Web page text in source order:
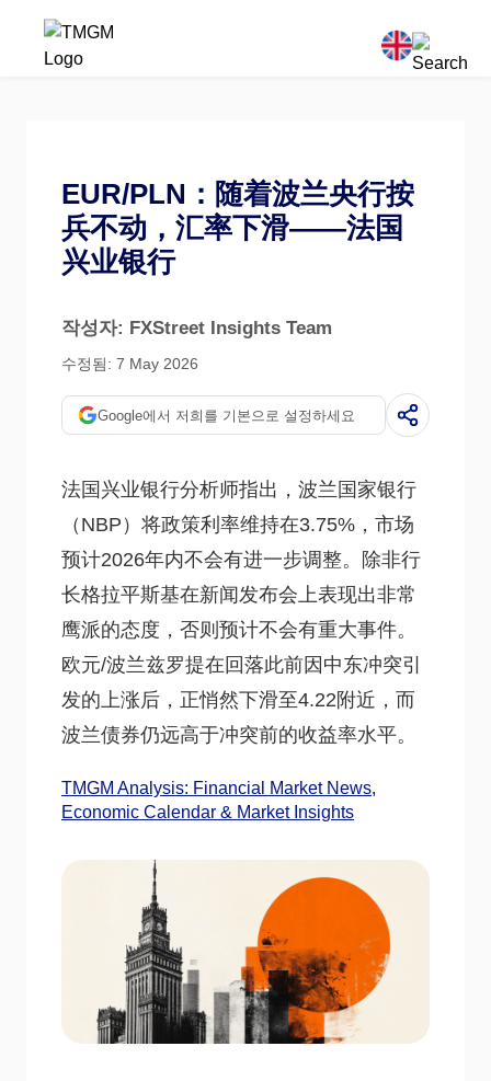
EUR/PLN：随着波兰央行按
兵不动，汇率下滑——法国
兴业银行
작성자: FXStreet Insights Team
수정됨: 7 May 2026
Google에서 저희를 기본으로 설정하세요
法国兴业银行分析师指出，波兰国家银行
（NBP）将政策利率维持在3.75%，市场
预计2026年内不会有进一步调整。除非行
长格拉平斯基在新闻发布会上表现出非常
鹰派的态度，否则预计不会有重大事件。
欧元/波兰兹罗提在回落此前因中东冲突引
发的上涨后，正悄然下滑至4.22附近，而
波兰债券仍远高于冲突前的收益率水平。
TMGM Analysis: Financial Market News,
Economic Calendar & Market Insights